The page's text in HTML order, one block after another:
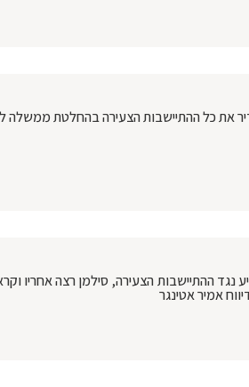
כל ההתיישבות הצעירה בהחלטת ממשלה
נגד ההתיישבות הצעירה, סילמן רצה אחריו
אמיר אטינגר